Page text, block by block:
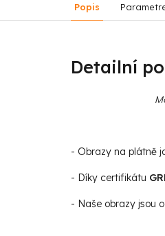
Popis
Detailní
- Obrazy na plátně
- Díky certifikátu
- Naše obrazy jsou